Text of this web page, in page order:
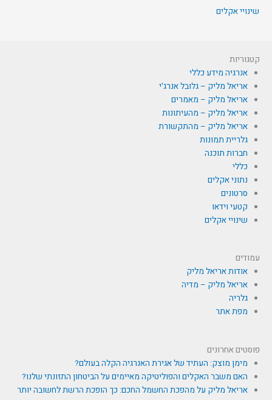
שינויי אקלים
קטגוריות
אנרגיה מידע כללי
אריאל מליק – גלובל אנרג'י
אריאל מליק – מאמרים
אריאל מליק – מהעיתונות
אריאל מליק – מהתקשורת
גלריית תמונות
חברות תוכנה
כללי
נתוני אקלים
סרטונים
קטעי וידאו
שינויי אקלים
עמודים
אודות אריאל מליק
אריאל מליק – מדיה
גלריה
מפת אתר
פוסטים אחרונים
מימן מוצק: העתיד של אגירת האנרגיה הקלה בעולם?
האם משבר האקלים והפוליטיקה מאיימים על הביטחון התזונתי שלנו?
אריאל מליק על מהפכת החשמל החכם: כך הופכת הרשת לחשובה יותר